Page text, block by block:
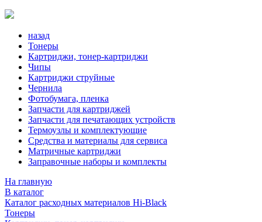
назад
Тонеры
Картриджи, тонер-картриджи
Чипы
Картриджи струйные
Чернила
Фотобумага, пленка
Запчасти для картриджей
Запчасти для печатающих устройств
Термоузлы и комплектующие
Средства и материалы для сервиса
Матричные картриджи
Заправочные наборы и комплекты
На главную
В каталог
Каталог расходных материалов Hi-Black
Тонеры